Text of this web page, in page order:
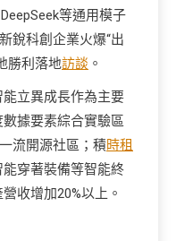
等通用模子
銳科創企業火爆“出
勝利落地訪談 。
立異成長作為主要
數據要素綜合實驗區
流開源社區；積時租
穿著裝備等智能終
收增加20%以上。